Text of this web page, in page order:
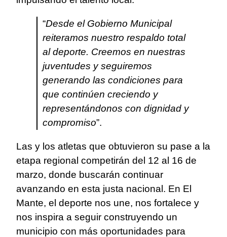
“Desde el Gobierno Municipal
reiteramos nuestro respaldo total
al deporte. Creemos en nuestras
juventudes y seguiremos
generando las condiciones para
que continúen creciendo y
representándonos con dignidad y
compromiso”.
Las y los atletas que obtuvieron su pase a la
etapa regional competirán del 12 al 16 de
marzo, donde buscarán continuar
avanzando en esta justa nacional. En El
Mante, el deporte nos une, nos fortalece y
nos inspira a seguir construyendo un
municipio con más oportunidades para